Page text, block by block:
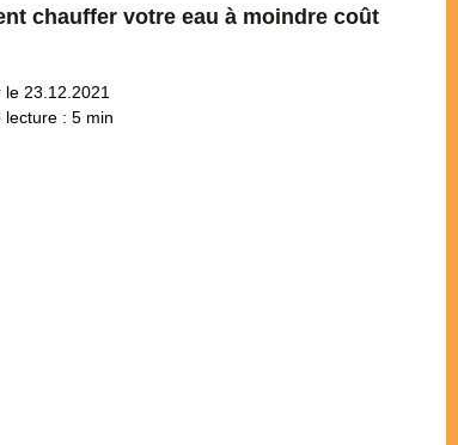
chauffer votre eau à moindre coût
le 23.12.2021
lecture : 5 min